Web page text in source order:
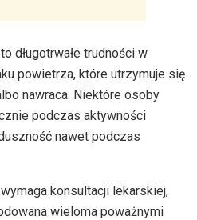
długotrwałe trudności w
powietrza, które utrzymuje się
nawraca. Niektóre osoby
podczas aktywności
nawet podczas
konsultacji lekarskiej,
wieloma poważnymi